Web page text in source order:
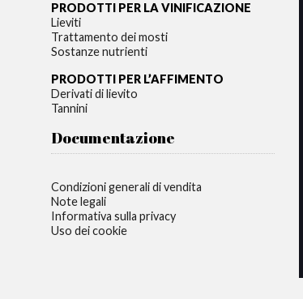
PRODOTTI PER LA VINIFICAZIONE
Lieviti
Trattamento dei mosti
Sostanze nutrienti
PRODOTTI PER L’AFFIMENTO
Derivati di lievito
Tannini
Documentazione
Condizioni generali di vendita
Note legali
Informativa sulla privacy
Uso dei cookie